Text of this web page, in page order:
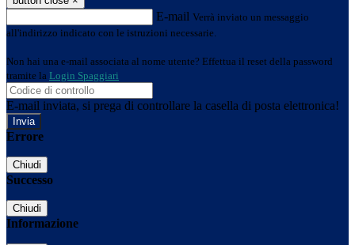
E-mail Verrà inviato un messaggio
all'indirizzo indicato con le istruzioni necessarie.
Non hai una e-mail associata al nome utente? Effettua il reset della password
tramite la Login Spaggiari
E-mail inviata, si prega di controllare la casella di posta elettronica!
Errore
Chiudi
Successo
Chiudi
Informazione